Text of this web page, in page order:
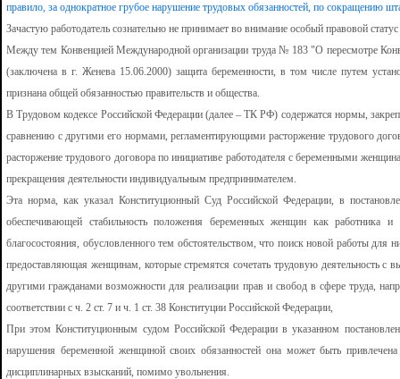
правило, за однократное грубое нарушение трудовых обязанностей, по сокращению
Зачастую работодатель сознательно не принимает во внимание особый правовой
Между тем Конвенцией Международной организации труда № 183 "О пересмотре
(заключена в г. Женева 15.06.2000) защита беременности, в том числе путем
признана общей обязанностью правительств и общества.
В Трудовом кодексе Российской Федерации (далее – ТК РФ) содержатся нормы,
сравнению с другими его нормами, регламентирующими расторжение трудового
расторжение трудового договора по инициативе работодателя с беременными
прекращения деятельности индивидуальным предпринимателем.
Эта норма, как указал Конституционный Суд Российской Федерации, в
обеспечивающей стабильность положения беременных женщин как работника
благосостояния, обусловленного тем обстоятельством, что поиск новой работы для
предоставляющая женщинам, которые стремятся сочетать трудовую деятельность с
другими гражданами возможности для реализации прав и свобод в сфере труда,
соответствии с ч. 2 ст. 7 и ч. 1 ст. 38 Конституции Российской Федерации,
При этом Конституционным судом Российской Федерации в указанном
нарушения беременной женщиной своих обязанностей она может быть
дисциплинарных взысканий, помимо увольнения.